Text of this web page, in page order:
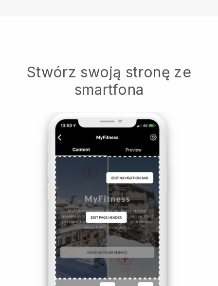
Stwórz swoją stronę ze
smartfona